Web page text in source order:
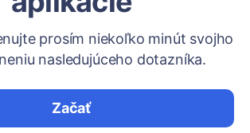
prosím niekoľko minút svojho
nasledujúceho dotazníka.
Začať